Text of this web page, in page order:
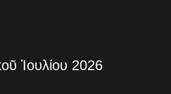
Ἰουλίου 2026